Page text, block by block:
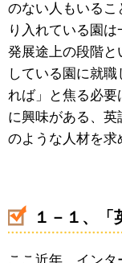
のない人もいるこ
り入れている園
発展途上の段階
している園に就
れば」と焦る必要
に興味がある、
のような人材を求
１－１、「